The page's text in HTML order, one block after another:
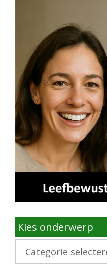
Kies onderwerp
Kies
onderwerp